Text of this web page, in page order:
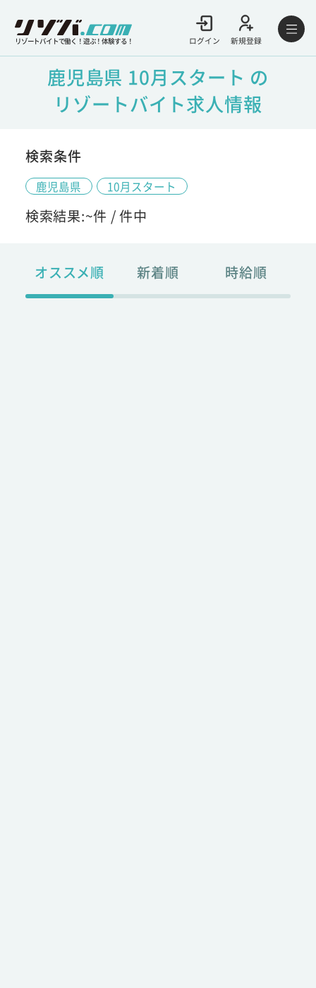
リゾートバイトで働く！遊ぶ！体験する！ ログイン 新規登録
鹿児島県 10月スタート の
リゾートバイト求人情報
検索条件
鹿児島県 10月スタート
検索結果:~件 /件中
オススメ順 新着順 時給順